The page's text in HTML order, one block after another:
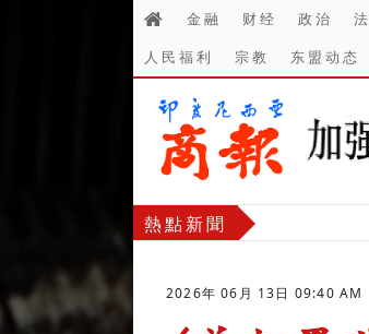
金融 财经 政治
人民福利
宗教 东盟动态
熱點新聞
2026年 06月 13日 09:40 AM